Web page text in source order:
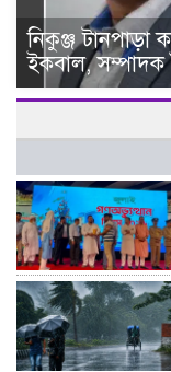
নিকুঞ্জ টানপাড়া
ইকবাল,